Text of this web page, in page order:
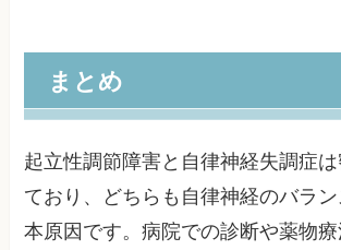
まとめ
起立性調節障害と自律神経失調症
ており、どちらも自律神経のバラ
本原因です。病院での診断や薬物